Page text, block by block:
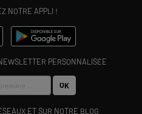
NOTRE APPLI !
PERSONNALISÉE
OK
ET SUR NOTRE BLOG